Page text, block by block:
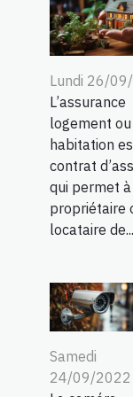
Lundi 26/
L’assurance
logement ou
habitation
contrat
qui permet à
propriétaire
locataire de...
Samedi
24/09/2022